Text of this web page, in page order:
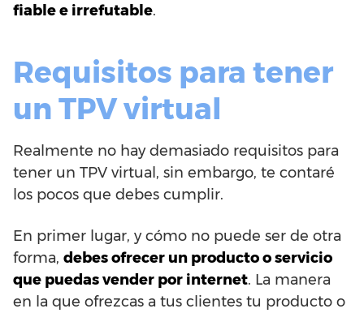
fiable e irrefutable.
Requisitos para tener
un TPV virtual
Realmente no hay demasiado requisitos para
tener un TPV virtual, sin embargo, te contaré
los pocos que debes cumplir.
En primer lugar, y cómo no puede ser de otra
forma, debes ofrecer un producto o servicio
que puedas vender por internet. La manera
en la que ofrezcas a tus clientes tu producto o